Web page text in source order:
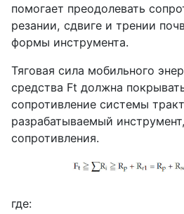
помогает преодолевать
резании, сдвиге и трении
формы инструмента.
Тяговая сила мобильного
средства Ft должна
сопротивление системы
разрабатываемый
сопротивления.
где: